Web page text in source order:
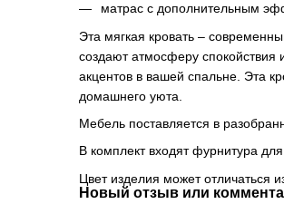
матрас с дополнительным
Эта мягкая кровать –
создают атмосферу
акцентов в вашей спальне. Эта
домашнего уюта.
Мебель поставляется в
В комплект входят фурнитура
Цвет изделия может отличаться
Новый отзыв или